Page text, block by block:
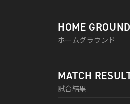
HOME GROUND
ホームグラウンド
MATCH
試合結果